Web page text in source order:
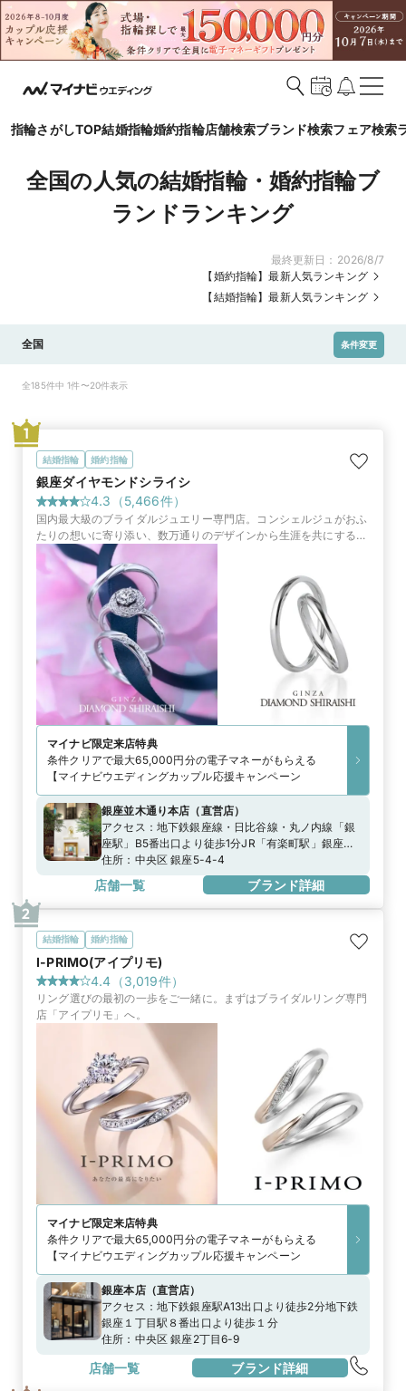
指輪さがしTOP結婚指輪婚約指輪店舗検索ブランド検索フェア検索
全国の人気の結婚指輪・婚約指輪ブ
ランドランキング
最終更新日： 2026/8/7
【婚約指輪】最新人気ランキング
【結婚指輪】最新人気ランキング
全国 条件変更
全185件中 1件〜20件表示
結婚指輪 婚約指輪
銀座ダイヤモンドシライシ
4.3 （5,466件）
国内最大級のブライダルジュエリー専門店。コンシェルジュがおふ
たりの想いに寄り添い、数万通りのデザインから生涯を共にする指
輪やサービスをご提案します
マイナビ限定来店特典
条件クリアで最大65,000円分の電子マネーがもらえる
【マイナビウエディングカップル応援キャンペーン
銀座並木通り本店 （直営店）
アクセス： 地下鉄銀座線・日比谷線・丸ノ内線「銀
座駅」B5番出口より徒歩1分JR「有楽町駅」銀座口
より徒歩5分
住所： 中央区 銀座5-4-4
店舗一覧 ブランド詳細
1
結婚指輪 婚約指輪
I-PRIMO(アイプリモ)
4.4 （3,019件）
リング選びの最初の一歩をご一緒に。まずはブライダルリング専門
店「アイプリモ」へ。
マイナビ限定来店特典
条件クリアで最大65,000円分の電子マネーがもらえる
【マイナビウエディングカップル応援キャンペーン
銀座本店（直営店）
アクセス： 地下鉄銀座駅A13出口より徒歩2分地下鉄
銀座１丁目駅８番出口より徒歩１分
住所： 中央区 銀座2丁目6-9
店舗一覧 ブランド詳細
2